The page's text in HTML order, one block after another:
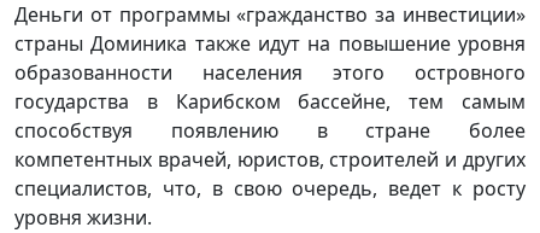
Деньги от программы «гражданство за инвестиции»
страны Доминика также идут на повышение уровня
образованности населения этого островного
государства в Карибском бассейне, тем самым
способствуя появлению в стране более
компетентных врачей, юристов, строителей и других
специалистов, что, в свою очередь, ведет к росту
уровня жизни.